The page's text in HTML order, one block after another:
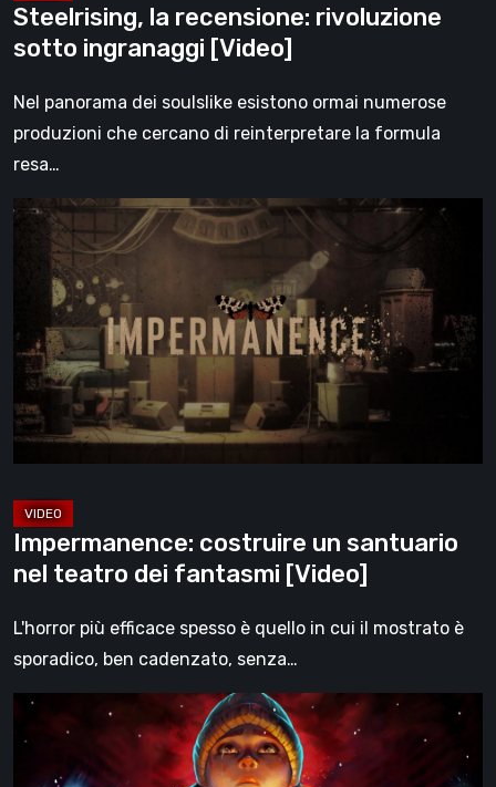
Steelrising, la recensione: rivoluzione
sotto ingranaggi [Video]
Nel panorama dei soulslike esistono ormai numerose
produzioni che cercano di reinterpretare la formula
resa…
Impermanence:
costruire
santuario
nel
teatro
fantasmi
[Video]
Impermanence: costruire un santuario
nel teatro dei fantasmi [Video]
L'horror più efficace spesso è quello in cui il mostrato è
sporadico, ben cadenzato, senza…
Hollow
Home